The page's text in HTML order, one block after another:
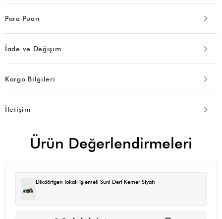
Para Puan
İade ve Değişim
Kargo Bilgileri
İletişim
Ürün Değerlendirmeleri
Dikdörtgen Tokalı İşlemeli Suni Deri Kemer Siyah